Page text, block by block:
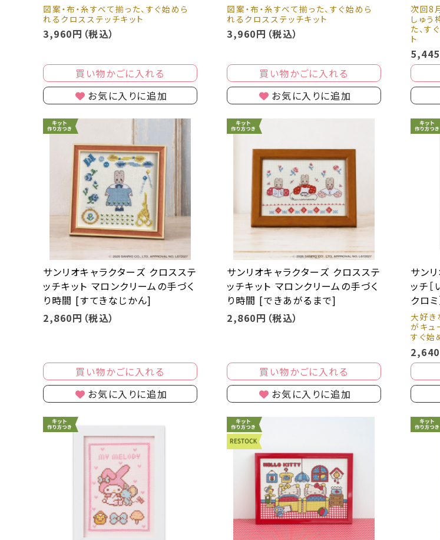
図案・布・糸すべて揃った、すぐ始めら
れるクロスステッチキット
3,960円（税込）
買い物かごに入れる
お気に入りに追加
図案・布・糸すべて揃った、すぐ始めら
れるクロスステッチキット
3,960円（税込）
買い物かごに入れる
お気に入りに追加
次回8
しゅう
た、す
ト
5,445
サンリオキャラクターズ クロスステ
ッチキット マロンクリームの手づく
り時間 [すてきなじかん]
2,860円（税込）
買い物かごに入れる
お気に入りに追加
サンリオキャラクターズ クロスステ
ッチキット マロンクリームの手づく
り時間 [できあがるまで]
2,860円（税込）
買い物かごに入れる
お気に入りに追加
サン
ッチ
クロミ
大好き
がキュ
すぐ始
2,640